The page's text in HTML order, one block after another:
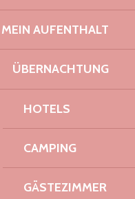
MEIN AUFENTHALT
ÜBERNACHTUNG
HOTELS
CAMPING
GÄSTEZIMMER